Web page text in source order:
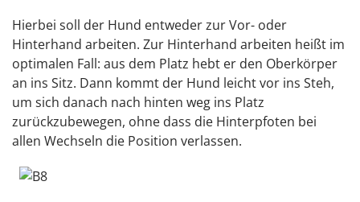
Hierbei soll der Hund entweder zur Vor- oder
Hinterhand arbeiten. Zur Hinterhand arbeiten heißt im
optimalen Fall: aus dem Platz hebt er den Oberkörper
an ins Sitz. Dann kommt der Hund leicht vor ins Steh,
um sich danach nach hinten weg ins Platz
zurückzubewegen, ohne dass die Hinterpfoten bei
allen Wechseln die Position verlassen.